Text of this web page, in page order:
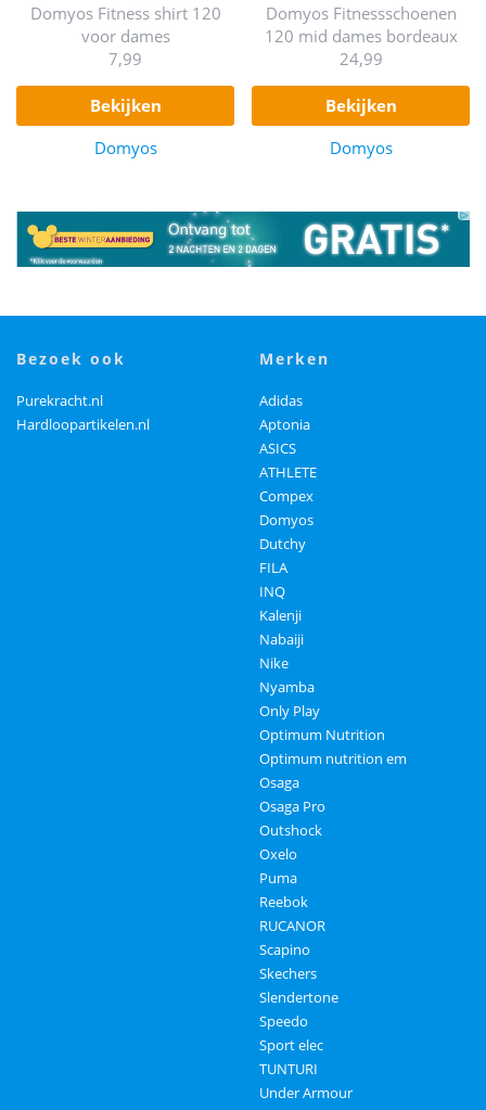
Domyos Fitness shirt 120
voor dames
7,99
bekijken
Domyos
Domyos Fitnessschoenen
120 mid dames bordeaux
24,99
bekijken
Domyos
bezoek ook
Purekracht.nl
Hardloopartikelen.nl
merken
Adidas
Aptonia
ASICS
ATHLETE
Compex
Domyos
Dutchy
FILA
INQ
Kalenji
Nabaiji
Nike
Nyamba
Only Play
Optimum Nutrition
Optimum nutrition em
Osaga
Osaga Pro
Outshock
Oxelo
Puma
Reebok
RUCANOR
Scapino
Skechers
Slendertone
Speedo
Sport elec
TUNTURI
Under Armour